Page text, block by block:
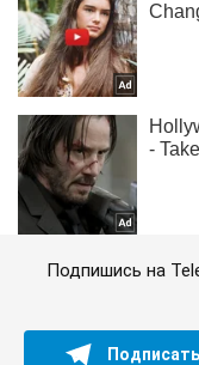
Подпишись на